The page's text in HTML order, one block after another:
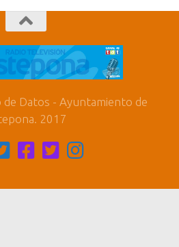
Datos - Ayuntamiento de
2017